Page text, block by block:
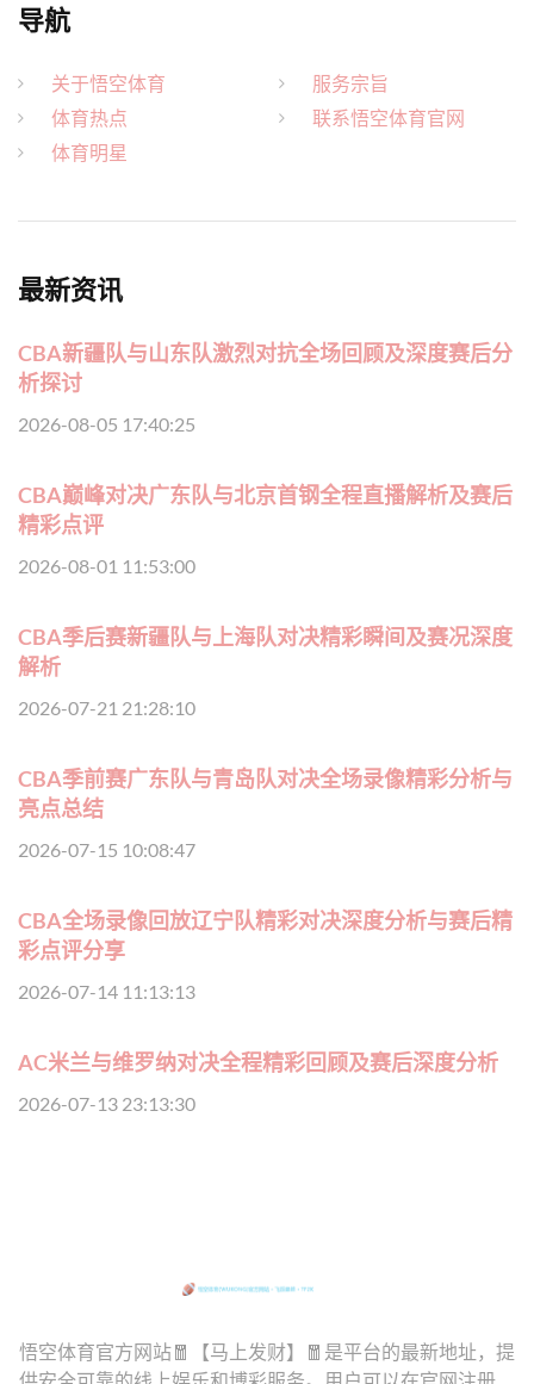
导航
关于悟空体育
体育热点
体育明星
服务宗旨
联系悟空体育官网
最新资讯
CBA新疆队与山东队激烈对抗全场回顾及深度赛后分
析探讨
2026-08-05 17:40:25
CBA巅峰对决广东队与北京首钢全程直播解析及赛后
精彩点评
2026-08-01 11:53:00
CBA季后赛新疆队与上海队对决精彩瞬间及赛况深度
解析
2026-07-21 21:28:10
CBA季前赛广东队与青岛队对决全场录像精彩分析与
亮点总结
2026-07-15 10:08:47
CBA全场录像回放辽宁队精彩对决深度分析与赛后精
彩点评分享
2026-07-14 11:13:13
AC米兰与维罗纳对决全程精彩回顾及赛后深度分析
2026-07-13 23:13:30
悟空体育官方网站🧧【马上发财】🧧是平台的最新地址，提
供安全可靠的线上娱乐和博彩服务。用户可以在官网注册、